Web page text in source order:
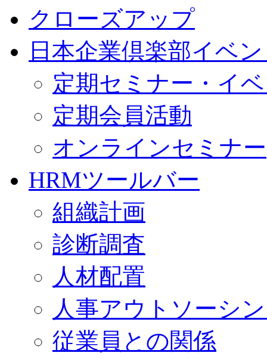
クローズアップ
日本企業倶楽部イベ
定期セミナー・イ
定期会員活動
オンラインセミナー
HRMツールバー
組織計画
診断調査
人材配置
人事アウトソーシ
従業員との関係